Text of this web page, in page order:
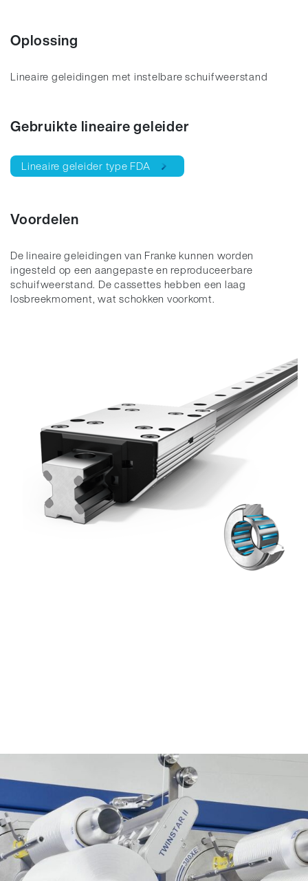
Oplossing
Lineaire geleidingen met instelbare schuifweerstand
Gebruikte lineaire geleider
Lineaire geleider type FDA
Voordelen
De lineaire geleidingen van Franke kunnen worden
ingesteld op een aangepaste en reproduceerbare
schuifweerstand. De cassettes hebben een laag
losbreekmoment, wat schokken voorkomt.